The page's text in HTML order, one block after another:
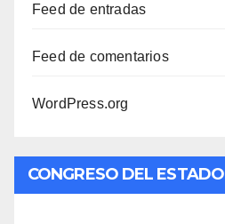
Feed de entradas
Feed de comentarios
WordPress.org
CONGRESO DEL ESTADO